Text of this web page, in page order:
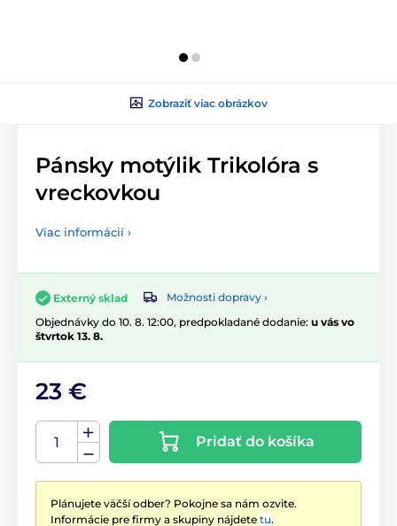
Zobraziť viac obrázkov
Pánsky motýlik Trikolóra s
vreckovkou
Viac informácií ›
Externý sklad
Možnosti dopravy ›
Objednávky do 10. 8. 12:00, predpokladané dodanie: u vás vo
štvrtok 13. 8.
23 €
Pridať do košíka
Plánujete väčší odber? Pokojne sa nám ozvite.
Informácie pre firmy a skupiny nájdete tu.